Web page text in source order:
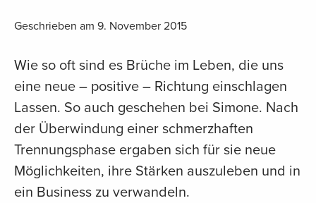
Geschrieben am 9. November 2015
Wie so oft sind es Brüche im Leben, die uns
eine neue – positive – Richtung einschlagen
Lassen. So auch geschehen bei Simone. Nach
der Überwindung einer schmerzhaften
Trennungsphase ergaben sich für sie neue
Möglichkeiten, ihre Stärken auszuleben und in
ein Business zu verwandeln.